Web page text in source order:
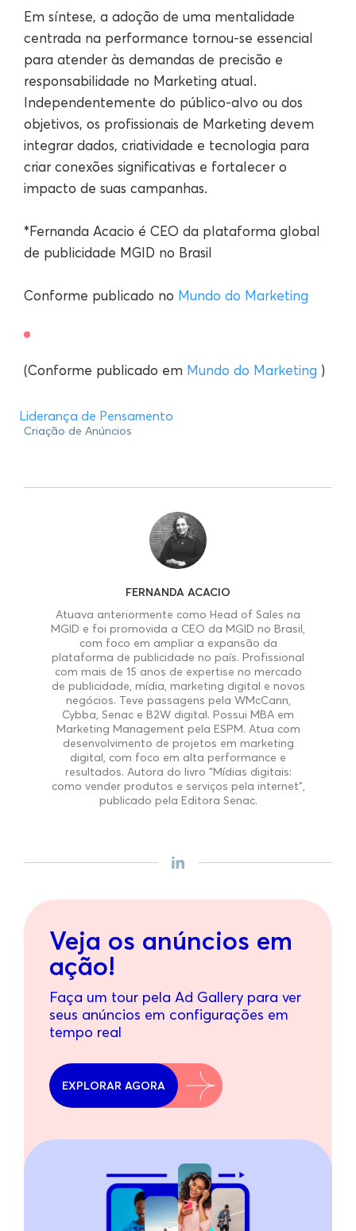
Em síntese, a adoção de uma mentalidade
centrada na performance tornou-se essencial
para atender às demandas de precisão e
responsabilidade no Marketing atual.
Independentemente do público-alvo ou dos
objetivos, os profissionais de Marketing devem
integrar dados, criatividade e tecnologia para
criar conexões significativas e fortalecer o
impacto de suas campanhas.
*Fernanda Acacio é CEO da plataforma global
de publicidade MGID no Brasil
Conforme publicado no Mundo do Marketing
(Conforme publicado em Mundo do Marketing )
Liderança de Pensamento
Criação de Anúncios
FERNANDA ACACIO
Atuava anteriormente como Head of Sales na
MGID e foi promovida a CEO da MGID no Brasil,
com foco em ampliar a expansão da
plataforma de publicidade no país. Profissional
com mais de 15 anos de expertise no mercado
de publicidade, mídia, marketing digital e novos
negócios. Teve passagens pela WMcCann,
Cybba, Senac e B2W digital. Possui MBA em
Marketing Management pela ESPM. Atua com
desenvolvimento de projetos em marketing
digital, com foco em alta performance e
resultados. Autora do livro “Mídias digitais:
como vender produtos e serviços pela internet”,
publicado pela Editora Senac.
Veja os anúncios em
ação!
Faça um tour pela Ad Gallery para ver
seus anúncios em configurações em
tempo real
EXPLORAR AGORA